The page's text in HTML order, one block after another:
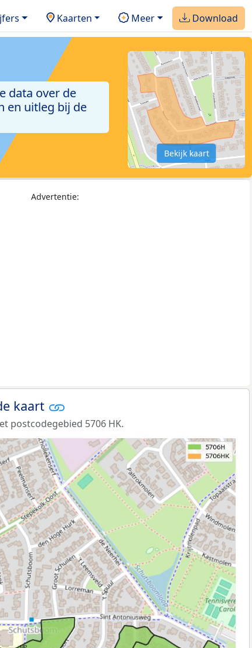
Kaarten Meer Download
data over de
en uitleg bij de
Bekijk kaart
Advertentie:
kaart
postcodegebied 5706 HK.